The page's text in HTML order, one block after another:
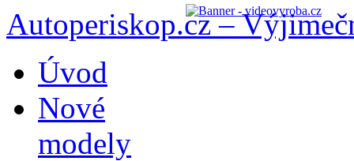
Autoperiskop.cz –
obsahu
webu
Úvod
Nové
modely